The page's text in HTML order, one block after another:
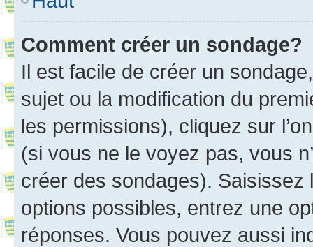
Comment créer un sondage?
Il est facile de créer un
sujet ou la modification du
les permissions), cliquez sur
(si vous ne le voyez pas, vous
créer des sondages).
options possibles, entrez une
réponses. Vous pouvez aussi